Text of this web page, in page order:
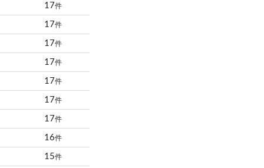
17件
17件
17件
17件
17件
17件
17件
16件
15件